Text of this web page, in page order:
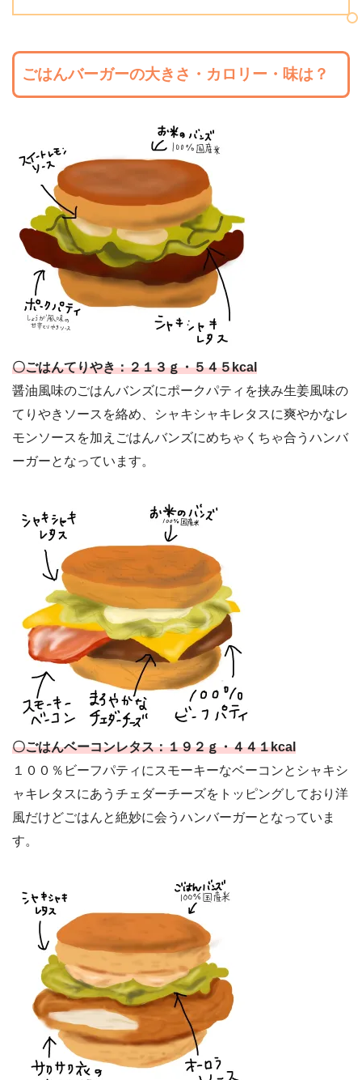
ごはんバーガーの大きさ・カロリー・味は？
〇ごはんてりやき：２１３ｇ・５４５kcal
醤油風味のごはんバンズにポークパティを挟み生姜風味の
てりやきソースを絡め、シャキシャキレタスに爽やかなレ
モンソースを加えごはんバンズにめちゃくちゃ合うハンバ
ーガーとなっています。
〇ごはんベーコンレタス：１９２ｇ・４４１kcal
１００％ビーフパティにスモーキーなベーコンとシャキシ
ャキレタスにあうチェダーチーズをトッピングしており洋
風だけどごはんと絶妙に会うハンバーガーとなっていま
す。